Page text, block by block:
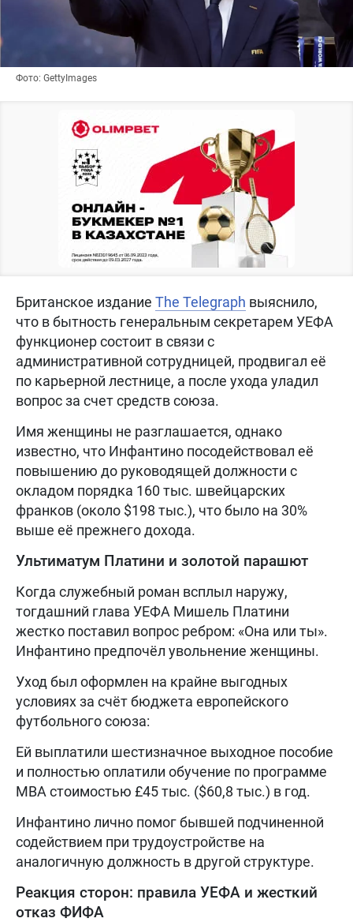
Фото: GettyImages
Британское издание The Telegraph выяснило,
что в бытность генеральным секретарем УЕФА
функционер состоит в связи с
административной сотрудницей, продвигал её
по карьерной лестнице, а после ухода уладил
вопрос за счет средств союза.
Имя женщины не разглашается, однако
известно, что Инфантино посодействовал её
повышению до руководящей должности с
окладом порядка 160 тыс. швейцарских
франков (около $198 тыс.), что было на 30%
выше её прежнего дохода.
Ультиматум Платини и золотой парашют
Когда служебный роман всплыл наружу,
тогдашний глава УЕФА Мишель Платини
жестко поставил вопрос ребром: «Она или ты».
Инфантино предпочёл увольнение женщины.
Уход был оформлен на крайне выгодных
условиях за счёт бюджета европейского
футбольного союза:
Ей выплатили шестизначное выходное пособие
и полностью оплатили обучение по программе
MBA стоимостью £45 тыс. ($60,8 тыс.) в год.
Инфантино лично помог бывшей подчиненной
содействием при трудоустройстве на
аналогичную должность в другой структуре.
Реакция сторон: правила УЕФА и жесткий
отказ ФИФА